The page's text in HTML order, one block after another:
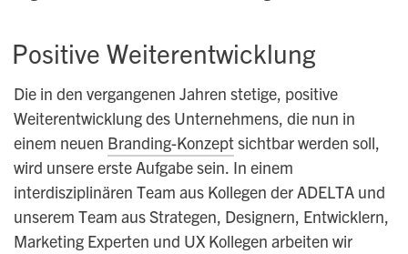
Positive Weiterentwicklung
Die in den vergangenen Jahren stetige, positive
Weiterentwicklung des Unternehmens, die nun in
einem neuen Branding-Konzeptsichtbar werden soll,
wird unsere erste Aufgabe sein. In einem
interdisziplinären Team aus Kollegen der ADELTA und
unserem Team aus Strategen, Designern, Entwicklern,
Marketing Experten und UX Kollegen arbeiten wir